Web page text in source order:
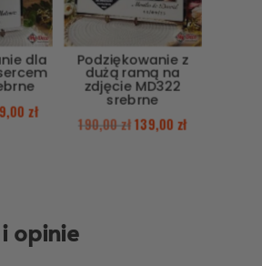
dla
zł
Podziękowanie z
dużą ramą na
zdjęcie MD322
srebrne
190,00 zł139,00 zł
opinie